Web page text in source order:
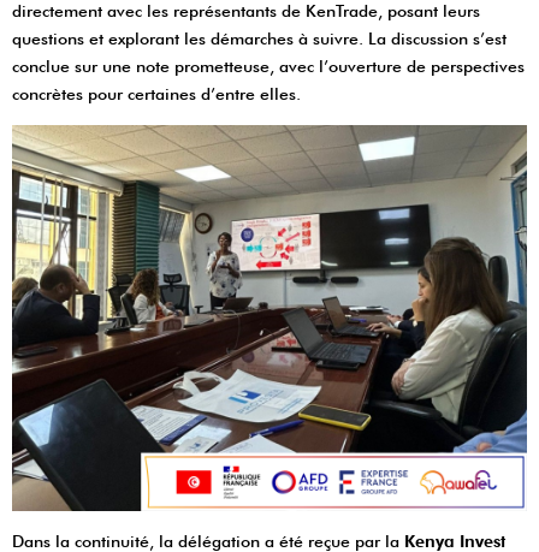
directement avec les représentants de KenTrade, posant leurs
questions et explorant les démarches à suivre. La discussion s’est
conclue sur une note prometteuse, avec l’ouverture de perspectives
concrètes pour certaines d’entre elles.
Dans la continuité, la délégation a été reçue par la Kenya Invest